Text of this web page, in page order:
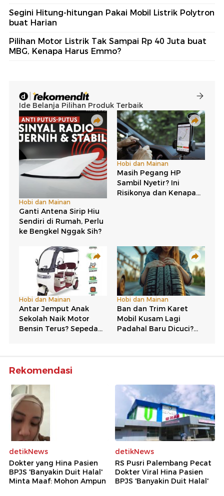
Segini Hitung-hitungan Pakai Mobil Listrik Polytron
buat Harian
Pilihan Motor Listrik Tak Sampai Rp 40 Juta buat
MBG, Kenapa Harus Emmo?
Rekomendasi
detikNews
Dokter yang Hina Pasien
BPJS 'Banyakin Duit Halal'
Minta Maaf: Mohon Ampun
detikNews
RS Pusri Palembang Pecat
Dokter Viral Hina Pasien
BPJS 'Banyakin Duit Halal'